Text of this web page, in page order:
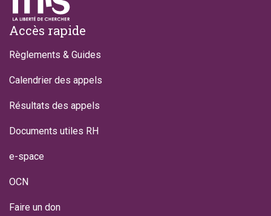
Footer
Accès rapide
Règlements & Guides
Calendrier des appels
Résultats des appels
Documents utiles RH
e-space
OCN
Faire un don